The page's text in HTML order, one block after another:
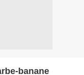
banane